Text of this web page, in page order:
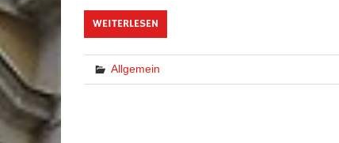
WEITERLESEN
Allgemein